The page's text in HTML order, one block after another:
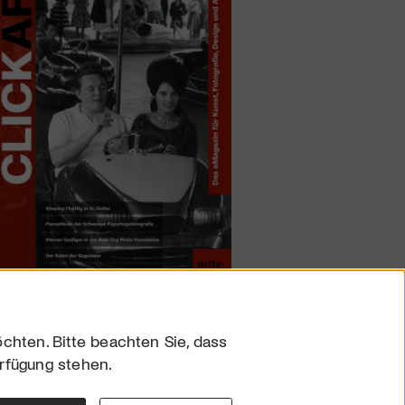
Bitte beachten Sie, dass
stehen.